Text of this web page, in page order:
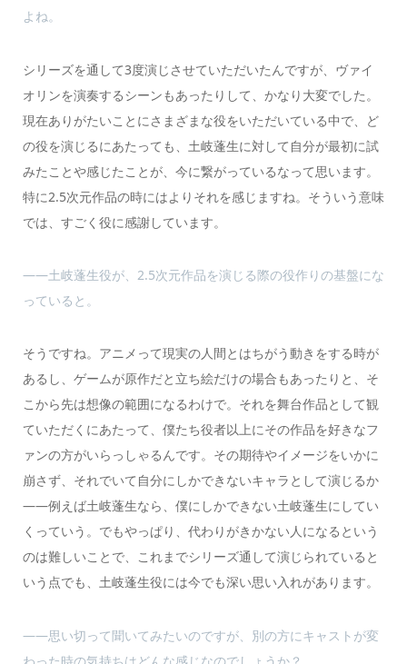
よね。
シリーズを通して3度演じさせていただいたんですが、ヴァイ
オリンを演奏するシーンもあったりして、かなり大変でした。
現在ありがたいことにさまざまな役をいただいている中で、ど
の役を演じるにあたっても、土岐蓬生に対して自分が最初に試
みたことや感じたことが、今に繋がっているなって思います。
特に2.5次元作品の時にはよりそれを感じますね。そういう意味
では、すごく役に感謝しています。
――土岐蓬生役が、2.5次元作品を演じる際の役作りの基盤にな
っていると。
そうですね。アニメって現実の人間とはちがう動きをする時が
あるし、ゲームが原作だと立ち絵だけの場合もあったりと、そ
こから先は想像の範囲になるわけで。それを舞台作品として観
ていただくにあたって、僕たち役者以上にその作品を好きなフ
ァンの方がいらっしゃるんです。その期待やイメージをいかに
崩さず、それでいて自分にしかできないキャラとして演じるか
――例えば土岐蓬生なら、僕にしかできない土岐蓬生にしてい
くっていう。でもやっぱり、代わりがきかない人になるという
のは難しいことで、これまでシリーズ通して演じられていると
いう点でも、土岐蓬生役には今でも深い思い入れがあります。
――思い切って聞いてみたいのですが、別の方にキャストが変